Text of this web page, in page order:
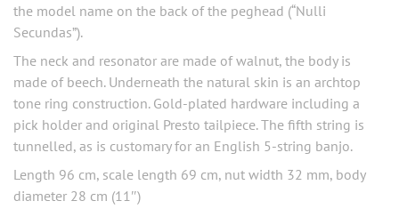
the model name on the back of the peghead (“Nulli
Secundas”).
The neck and resonator are made of walnut, the body is
made of beech. Underneath the natural skin is an archtop
tone ring construction. Gold-plated hardware including a
pick holder and original Presto tailpiece. The fifth string is
tunnelled, as is customary for an English 5-string banjo.
Length 96 cm, scale length 69 cm, nut width 32 mm, body
diameter 28 cm (11″)